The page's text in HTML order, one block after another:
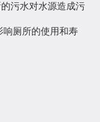
污水对水源造成污
响厕所的使用和寿